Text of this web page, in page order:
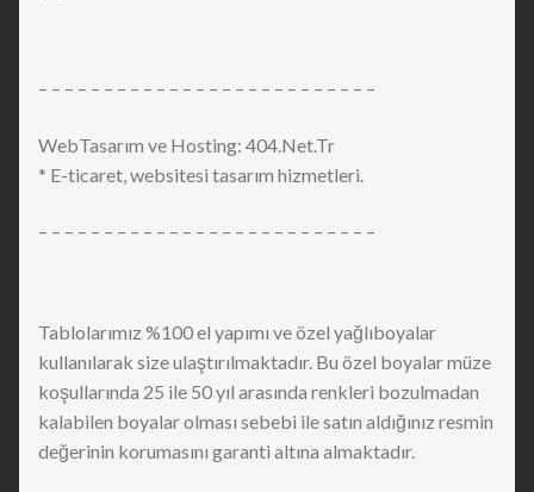
– – – – – – – – – – – – – – – – – – – – – – – – – –
WebTasarım ve Hosting: 404.Net.Tr
* E-ticaret, websitesi tasarım hizmetleri.
– – – – – – – – – – – – – – – – – – – – – – – – – –
Tablolarımız %100 el yapımı ve özel yağlıboyalar
kullanılarak size ulaştırılmaktadır. Bu özel boyalar müze
koşullarında 25 ile 50 yıl arasında renkleri bozulmadan
kalabilen boyalar olması sebebi ile satın aldığınız resmin
değerinin korumasını garanti altına almaktadır.